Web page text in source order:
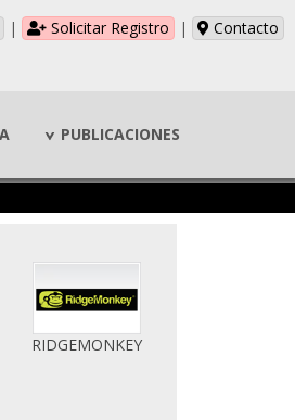
| Solicitar Registro | Contacto
PUBLICACIONES
RIDGEMONKEY